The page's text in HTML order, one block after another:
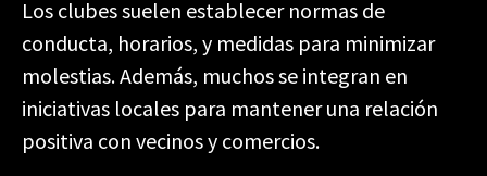
Los clubes suelen establecer normas de
conducta, horarios, y medidas para minimizar
molestias. Además, muchos se integran en
iniciativas locales para mantener una relación
positiva con vecinos y comercios.